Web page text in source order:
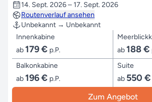
14. Sept. 2026 – 17. Sept. 2026
Routenverlauf ansehen
Unbekannt → Unbekannt
Innenkabine
ab179 € p.P.
ab188 €
Balkonkabine
ab196 € p.P.
Suite
ab 550 €
Zum Angebot